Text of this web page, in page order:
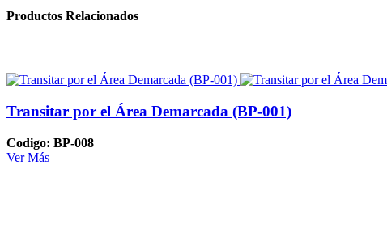
Productos Relacionados
Transitar por el Área Demarcada (BP-001)
Codigo: BP-008
Ver Más